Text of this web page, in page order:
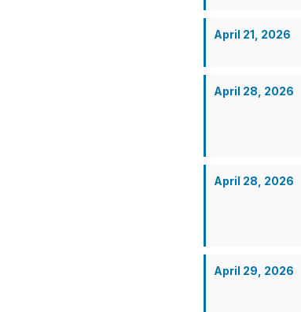
April 21, 2026
April 28, 2026
April 28, 2026
April 29, 2026